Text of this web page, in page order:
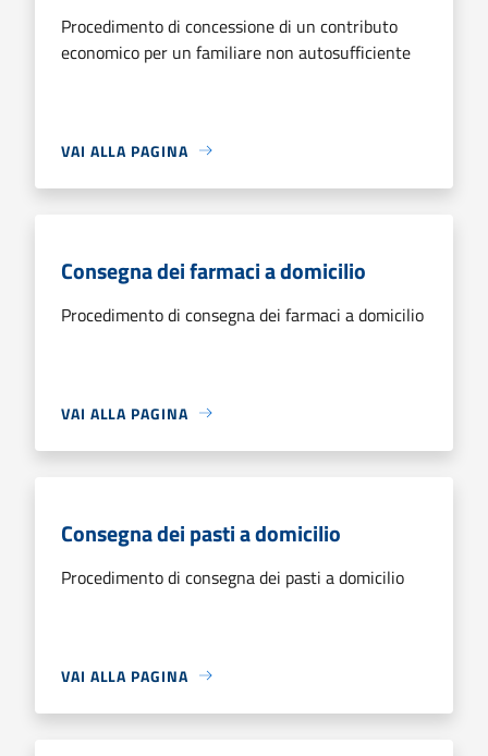
Procedimento di concessione di un contributo
economico per un familiare non autosufficiente
VAI ALLA PAGINA
Consegna dei farmaci a domicilio
Procedimento di consegna dei farmaci a domicilio
VAI ALLA PAGINA
Consegna dei pasti a domicilio
Procedimento di consegna dei pasti a domicilio
VAI ALLA PAGINA